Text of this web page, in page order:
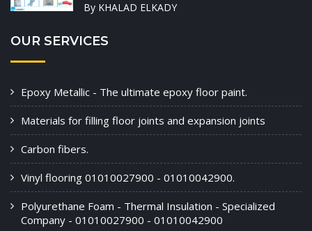
By KHALAD ELKADY
OUR SERVICES
Epoxy Metallic - The ultimate epoxy floor paint.
Materials for filling floor joints and expansion joints
Carbon fibers.
Vinyl flooring 01010027900 - 01010042900.
Polyurethane Foam - Thermal Insulation - Specialized
Company - 01010027900 - 01010042900